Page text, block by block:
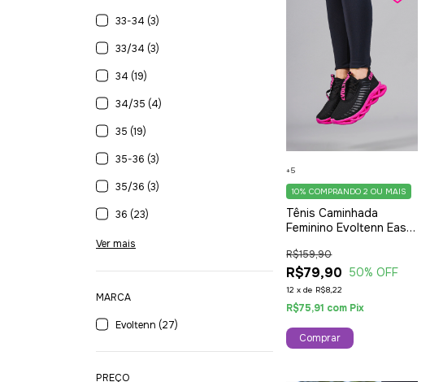
33-34 (3)
33/34 (3)
34 (19)
34/35 (4)
35 (19)
35-36 (3)
35/36 (3)
36 (23)
Ver mais
MARCA
Evoltenn (27)
PREÇO
Tênis Caminhada
Feminino Evoltenn Easy
Moderno Pink
R$79,90
R$159,90
50% OFF
12 xde R$8,22
10%COMPRANDO 2 OU MAIS
R$75,91 com Pix
+5
Comprar